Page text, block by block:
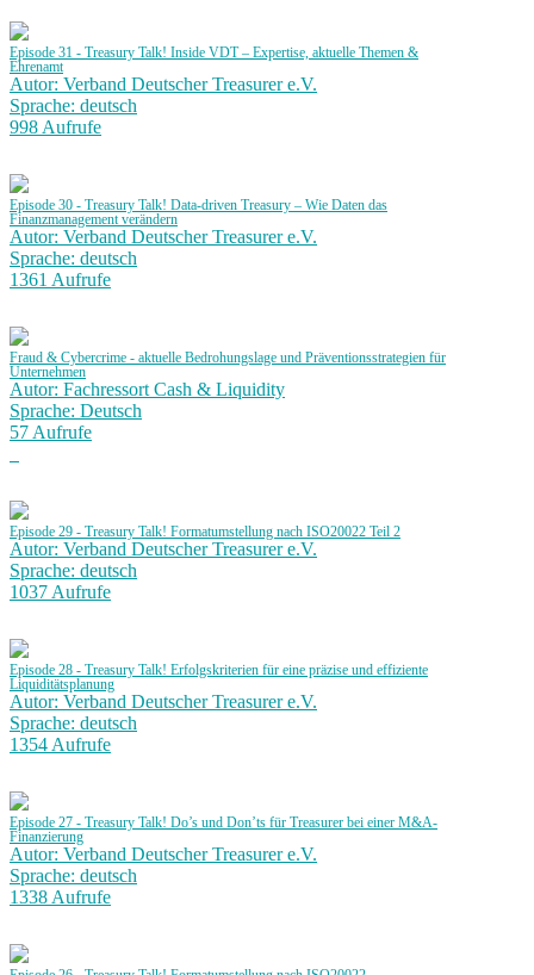
Episode 31 - Treasury Talk! Inside VDT – Expertise, aktuelle Themen &
Ehrenamt
Autor: Verband Deutscher Treasurer e.V.
Sprache: deutsch
998 Aufrufe
Episode 30 - Treasury Talk! Data-driven Treasury – Wie Daten das
Finanzmanagement verändern
Autor: Verband Deutscher Treasurer e.V.
Sprache: deutsch
1361 Aufrufe
Fraud & Cybercrime - aktuelle Bedrohungslage und Präventionsstrategien für
Unternehmen
Autor: Fachressort Cash & Liquidity
Sprache: Deutsch
57 Aufrufe
Episode 29 - Treasury Talk! Formatumstellung nach ISO20022 Teil 2
Autor: Verband Deutscher Treasurer e.V.
Sprache: deutsch
1037 Aufrufe
Episode 28 - Treasury Talk! Erfolgskriterien für eine präzise und effiziente
Liquiditätsplanung
Autor: Verband Deutscher Treasurer e.V.
Sprache: deutsch
1354 Aufrufe
Episode 27 - Treasury Talk! Do’s und Don’ts für Treasurer bei einer M&A-
Finanzierung
Autor: Verband Deutscher Treasurer e.V.
Sprache: deutsch
1338 Aufrufe